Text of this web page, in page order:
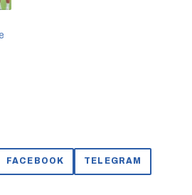
FACEBOOK TELEGRAM